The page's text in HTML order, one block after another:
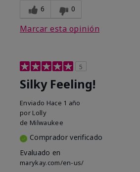
6 0
Marcar esta opinión
5
Silky Feeling!
Enviado Hace 1 año
por Lolly
de Milwaukee
Comprador verificado
Evaluado en
marykay.com/en-us/